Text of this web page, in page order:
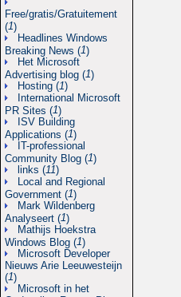
Free/gratis/Gratuitement
(1)
Headlines Windows
Breaking News (1)
Het Microsoft
Advertising blog (1)
Hosting (1)
International Microsoft
PR Sites (1)
ISV Building
Applications (1)
IT-professional
Community Blog (1)
links (11)
Local and Regional
Government (1)
Mark Wildenberg
Analyseert (1)
Mathijs Hoekstra
Windows Blog (1)
Microsoft Developer
Nieuws Arie Leeuwesteijn
(1)
Microsoft in het